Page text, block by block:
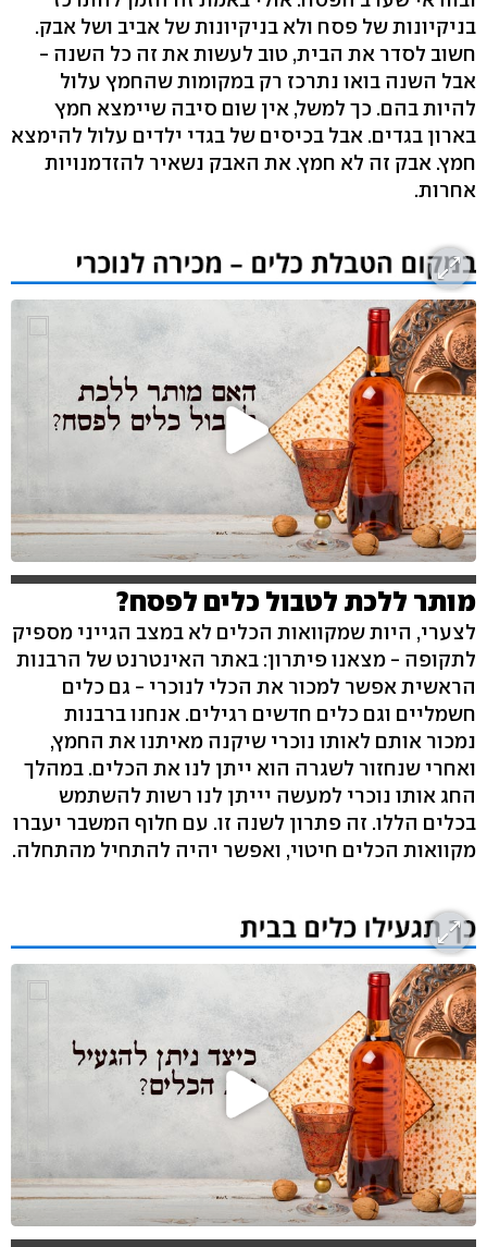
בניקיונות של פסח ולא בניקיונות של אביב ושל אבק.
חשוב לסדר את הבית, טוב לעשות את זה כל השנה -
אבל השנה בואו נתרכז רק במקומות שהחמץ עלול
להיות בהם. כך למשל, אין שום סיבה שיימצא חמץ
בארון בגדים. אבל בכיסים של בגדי ילדים עלול להימצא
חמץ. אבק זה לא חמץ. את האבק נשאיר להזדמנויות
אחרות.
מותר ללכת לטבול כלים לפסח?
לצערי, היות שמקוואות הכלים לא במצב הגייני מספיק
לתקופה - מצאנו פיתרון: באתר האינטרנט של הרבנות
הראשית אפשר למכור את הכלי לנוכרי - גם כלים
חשמליים וגם כלים חדשים רגילים. אנחנו ברבנות
נמכור אותם לאותו נוכרי שיקנה מאיתנו את החמץ,
ואחרי שנחזור לשגרה הוא ייתן לנו את הכלים. במהלך
החג אותו נוכרי למעשה יייתן לנו רשות להשתמש
בכלים הללו. זה פתרון לשנה זו. עם חלוף המשבר יעברו
מקוואות הכלים חיטוי, ואפשר יהיה להתחיל מהתחלה.